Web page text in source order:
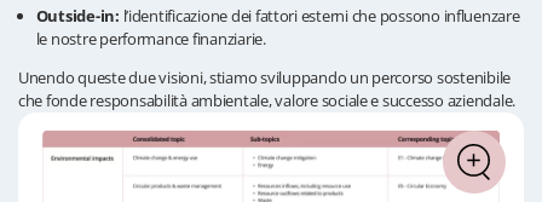
Outside-in: l’identificazione dei fattori esterni che possono influenzare
le nostre performance finanziarie.
Unendo queste due visioni, stiamo sviluppando un percorso sostenibile
che fonde responsabilità ambientale, valore sociale e successo aziendale.